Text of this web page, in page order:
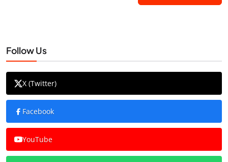
Follow Us
X (Twitter)
Facebook
YouTube